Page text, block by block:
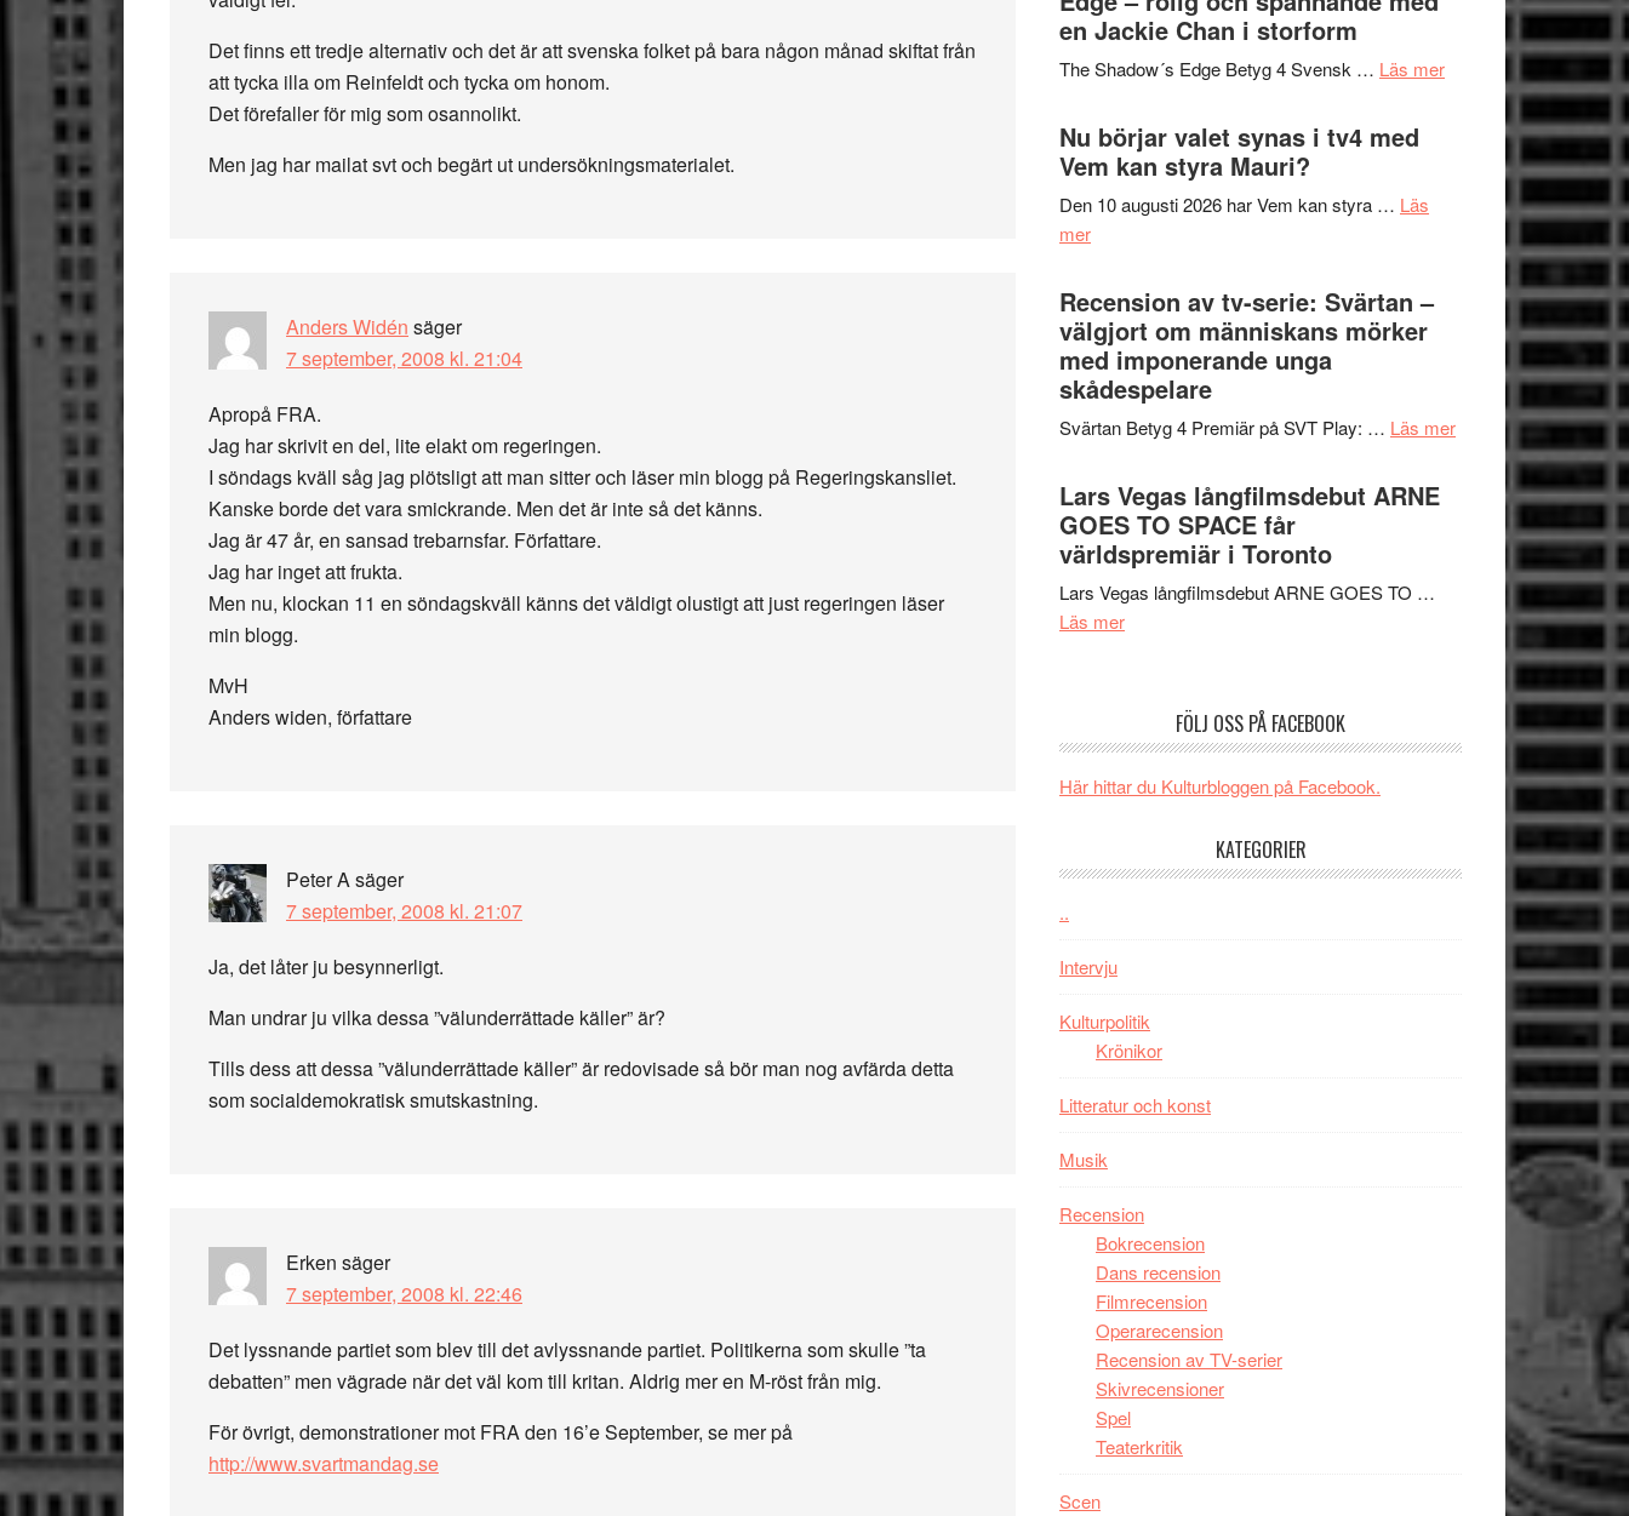
Det finns ett tredje alternativ och det är att svenska folket på bara någon månad skiftat från
att tycka illa om Reinfeldt och tycka om honom.
Det förefaller för mig som osannolikt.
Men jag har mailat svt och begärt ut undersökningsmaterialet.
Anders Widén säger
7 september, 2008 kl. 21:04
Apropå FRA.
Jag har skrivit en del, lite elakt om regeringen.
I söndags kväll såg jag plötsligt att man sitter och läser min blogg på Regeringskansliet.
Kanske borde det vara smickrande. Men det är inte så det känns.
Jag är 47 år, en sansad trebarnsfar. Författare.
Jag har inget att frukta.
Men nu, klockan 11 en söndagskväll känns det väldigt olustigt att just regeringen läser
min blogg.
MvH
Anders widen, författare
Peter Asäger
7 september, 2008 kl. 21:07
Ja, det låter ju besynnerligt.
Man undrar ju vilka dessa ”välunderrättade käller” är?
Tills dess att dessa ”välunderrättade käller” är redovisade så bör man nog avfärda detta
som socialdemokratisk smutskastning.
Erken säger
7 september, 2008 kl. 22:46
Det lyssnande partiet som blev till det avlyssnande partiet. Politikerna som skulle ”ta
debatten” men vägrade när det väl kom till kritan. Aldrig mer en M-röst från mig.
För övrigt, demonstrationer mot FRA den 16’e September, se mer på
http://www.svartmandag.se
Artipelag
en Jackie Chan i storform
The Shadow´s Edge Betyg 4 Svensk … Läs merom
Filmrecension:
spännande
Chan
storform
Nu börjar valet synas i tv4 med
Vem kan styra Mauri?
Den 10 augusti 2026 har Vem kan styra … Läs
merom
valet
synas
i
tv4
med
kan
styra
Mauri?
Recension av tv-serie: Svärtan –
välgjort om människans mörker
med imponerande unga
skådespelare
Svärtan Betyg 4 Premiär på SVT Play: … Läs merom
Recension
Svärtan
välgjort
människans
med
imponerande
skådespelare
Lars Vegas långfilmsdebut ARNE
GOES TO SPACE får
världspremiär i Toronto
Lars Vegas långfilmsdebut ARNE GOES TO …
Läs merom
långfilmsdebut
TO
världspremiär
FÖLJ OSS PÅ FACEBOOK
Här hittar du Kulturbloggen på Facebook.
KATEGORIER
..
Intervju
Kulturpolitik
Krönikor
Litteratur och konst
Musik
Recension
Bokrecension
Dans recension
Filmrecension
Operarecension
Recension av TV-serier
Skivrecensioner
Spel
Teaterkritik
Scen